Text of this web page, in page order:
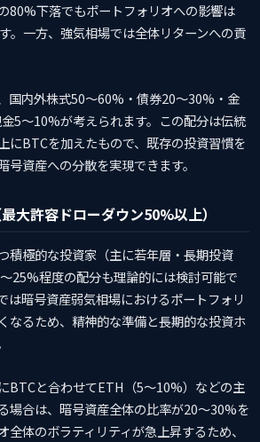
80%下落でもポートフォリオへの影響は
。一方、強気相場では全体リターンへの貢
国内外株式50〜60%・債券20〜30%・金
5〜10%が考えられます。この配分は伝統
にBTCを加えたもので、既存の投資習慣を
号資産への分散を実現できます。
大許容ドローダウン50%以上）
積極的な投資家（主に若年層・長期投資
25%程度の配分も理論的には検討可能で
は暗号資産弱気相場におけるポートフォリ
なるため、精神的な準備と長期的な投資ホ
BTCと合わせてETH（5〜10%）などの主
場合は、暗号資産全体の比率が20〜30%を
体のボラティリティが急上昇するため、